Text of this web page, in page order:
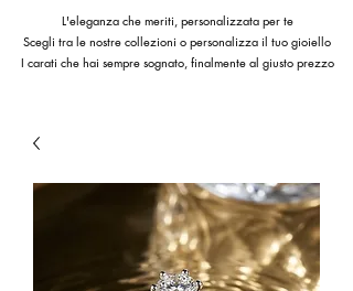
L'eleganza che meriti, personalizzata per te
Scegli tra le nostre collezioni o personalizza il tuo gioiello
I carati che hai sempre sognato, finalmente al giusto prezzo